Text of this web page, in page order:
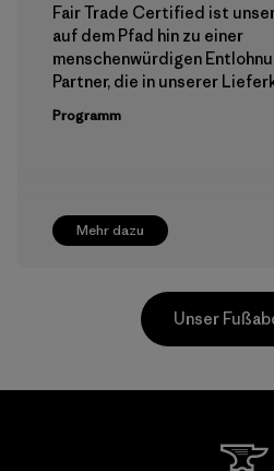
Mehr dazu
Fair Trade Certified ist
auf dem Pfad hin zu einer
menschenwürdigen
Partner, die in unserer
Programm
Unser